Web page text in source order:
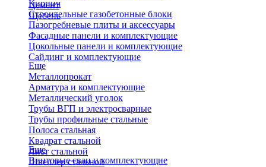
Цемент
Щебень
Кирпич
Строительные газобетонные блоки
Пазогребневые плиты и аксессуары
Фасадные панели и комплектующие
Цокольные панели и комплектующие
Сайдинг и комплектующие
Еще
Металлопрокат
Арматура и комплектующие
Металлический уголок
Трубы ВГП и электросварные
Трубы профильные стальные
Полоса стальная
Квадрат стальной
Лист стальной
Швеллер стальной
Еще
Винтовые сваи и комплектующие